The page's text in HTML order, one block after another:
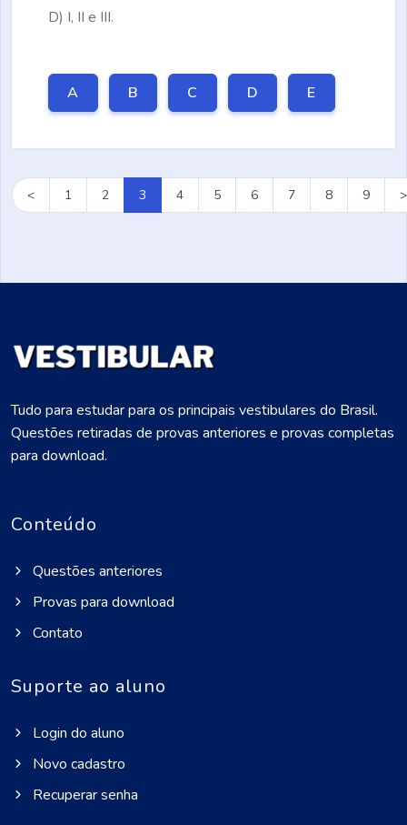
D) I, II e III.
A B C D E
< 1 2 3 4 5 6 7 8 9 >
Tudo para estudar para os principais vestibulares do Brasil.
Questões retiradas de provas anteriores e provas completas
para download.
Conteúdo
Questões anteriores
Provas para download
Contato
Suporte ao aluno
Login do aluno
Novo cadastro
Recuperar senha